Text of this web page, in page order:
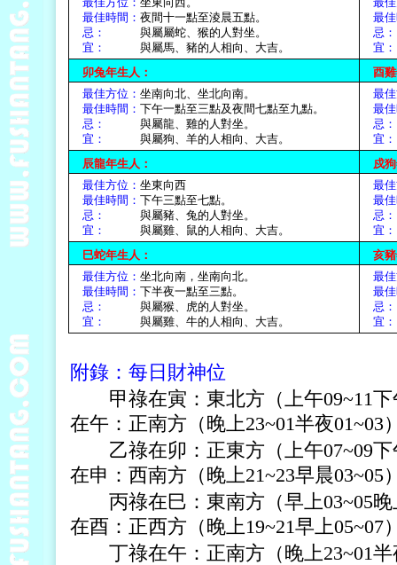
最佳時間： 夜間十一點至淩晨五點。
忌： 與屬屬蛇、猴的人對坐。
宜： 與屬馬、豬的人相向、大吉。
最
卯兔年生人：
酉
最佳方位： 坐南向北、坐北向南。
最佳時間： 下午一點至三點及夜間七點至九點。
忌： 與屬龍、雞的人對坐。
宜： 與屬狗、羊的人相向、大吉。
最
最
辰龍年生人：
戍
最佳方位： 坐東向西
最佳時間： 下午三點至七點。
忌： 與屬豬、兔的人對坐。
宜： 與屬雞、鼠的人相向、大吉。
最
最
巳蛇年生人：
亥
最佳方位： 坐北向南，坐南向北。
最佳時間： 下半夜一點至三點。
忌： 與屬猴、虎的人對坐。
宜： 與屬雞、牛的人相向、大吉。
最
最
附錄：每日財神位
甲祿在寅：東北方（上午09~11
在午：正南方（晚上23~01半夜01~03
乙祿在卯：正東方（上午07~09
在申：西南方（晚上21~23早晨03~05
丙祿在巳：東南方（早上03~05
在酉：正西方（晚上19~21早上05~07
丁祿在午：正南方（晚上23~01